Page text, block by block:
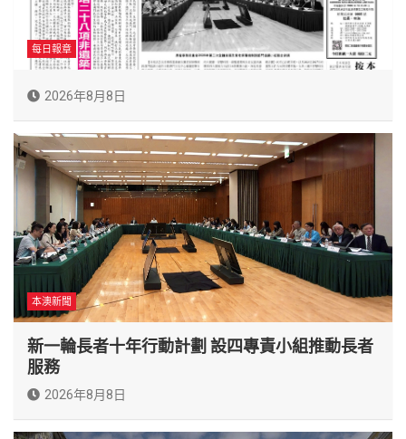
每日報章
2026年8月8日
本澳新聞
新一輪長者十年行動計劃 設四專責小組推動長者
服務
2026年8月8日